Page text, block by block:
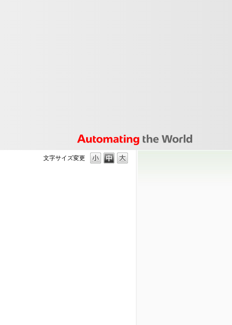
文字サイズ変更